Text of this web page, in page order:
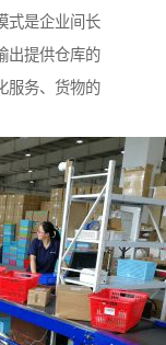
式是企业间长
出提供仓库的
服务、货物的